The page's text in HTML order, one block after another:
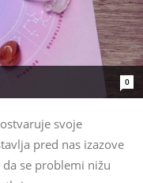
0
svoje
pred nas izazove
se problemi nižu